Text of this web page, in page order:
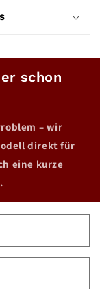
schon
– wir
direkt für
eine kurze